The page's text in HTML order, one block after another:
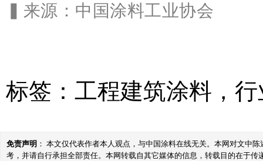
▍来源 ：中国涂料工业协会
标签： 工程建筑涂料 ， 行
免责声明 ： 本文仅代表作者本人观点，与中国涂料在线无关。本网对文中
考，并请自行承担全部责任。本网转载自其它媒体的信息，转载目的在于